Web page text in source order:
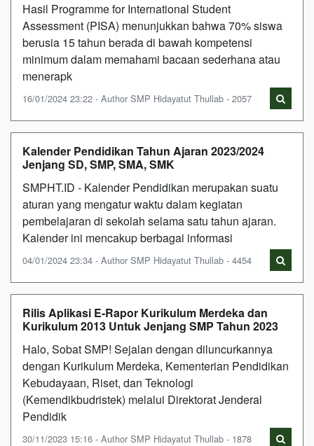
Hasil Programme for International Student
Assessment (PISA) menunjukkan bahwa 70% siswa
berusia 15 tahun berada di bawah kompetensi
minimum dalam memahami bacaan sederhana atau
menerapk
16/01/2024 23:22 - Author SMP Hidayatut Thullab - 2057
Kalender Pendidikan Tahun Ajaran 2023/2024
Jenjang SD, SMP, SMA, SMK
SMPHT.ID - Kalender Pendidikan merupakan suatu
aturan yang mengatur waktu dalam kegiatan
pembelajaran di sekolah selama satu tahun ajaran.
Kalender ini mencakup berbagai informasi
04/01/2024 23:34 - Author SMP Hidayatut Thullab - 4454
Rilis Aplikasi E-Rapor Kurikulum Merdeka dan
Kurikulum 2013 Untuk Jenjang SMP Tahun 2023
Halo, Sobat SMP! Sejalan dengan diluncurkannya
dengan Kurikulum Merdeka, Kementerian Pendidikan
Kebudayaan, Riset, dan Teknologi
(Kemendikbudristek) melalui Direktorat Jenderal
Pendidik
30/11/2023 15:16 - Author SMP Hidayatut Thullab - 1878